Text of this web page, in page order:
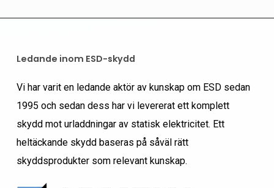
Ledande inom ESD-skydd
Vi har varit en ledande aktör av kunskap om ESD sedan
1995 och sedan dess har vi levererat ett komplett
skydd mot urladdningar av statisk elektricitet. Ett
heltäckande skydd baseras på såväl rätt
skyddsprodukter som relevant kunskap.